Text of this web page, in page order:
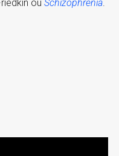
ou Schizophrenia.